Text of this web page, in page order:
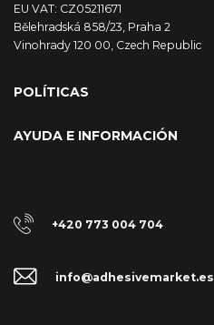
EU VAT: CZ05211671
Bělehradská 858/23, Praha 2
Vinohrady 120 00, Czech Republic
POLÍTICAS
AYUDA E INFORMACIÓN
+420 773 004 704
info@adhesivemarket.es